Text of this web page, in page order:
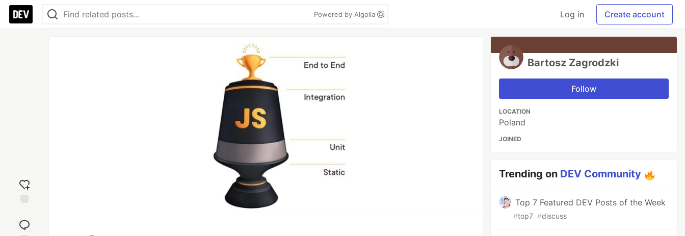
Powered by Algolia Log in Create account
reaction
Bartosz Zagrodzki
Follow
LOCATION
Poland
JOINED
Trending on DEV Community
Top 7 Featured DEV Posts of the Week
#top7 #discuss